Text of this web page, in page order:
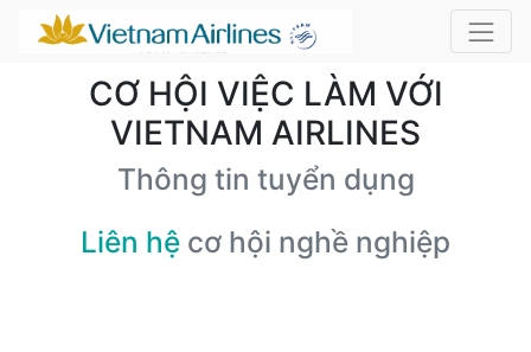
CƠ HỘI VIỆC LÀM VỚI
VIETNAM AIRLINES
Thông tin tuyển dụng
Liên hệ cơ hội nghề nghiệp